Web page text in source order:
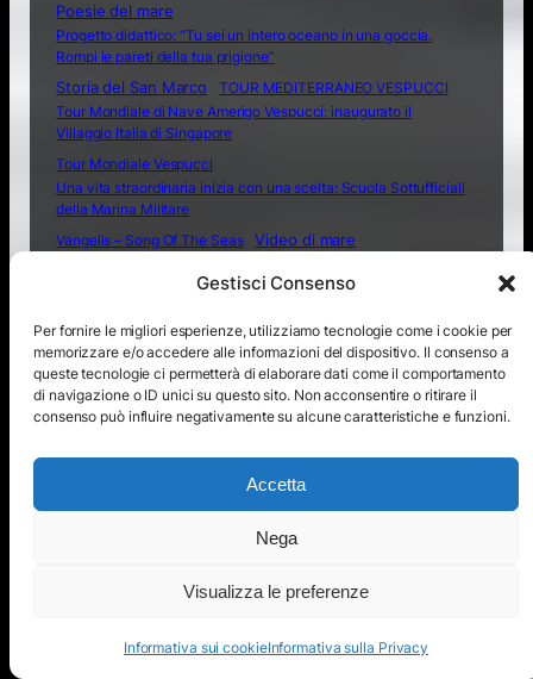
Gestisci Consenso
Per fornire le migliori esperienze, utilizziamo tecnologie come i cookie per
memorizzare e/o accedere alle informazioni del dispositivo. Il consenso a
queste tecnologie ci permetterà di elaborare dati come il comportamento
di navigazione o ID unici su questo sito. Non acconsentire o ritirare il
consenso può influire negativamente su alcune caratteristiche e funzioni.
Accetta
Nega
Visualizza le preferenze
Informativa sui cookieInformativa sulla Privacy
Poesie del mare
Progetto didattico: “Tu sei un intero oceano in una goccia.
Rompi le pareti della tua prigione”
Storia del San Marco
TOUR MEDITERRANEO VESPUCCI
Tour Mondiale di Nave Amerigo Vespucci: inaugurato il
Villaggio Italia di Singapore
Tour Mondiale Vespucci
Una vita straordinaria inizia con una scelta: Scuola Sottufficiali
della Marina Militare
Vangelis – Song Of The Seas
Video di mare
Video musicali
La Marina
Militare
U212A »
Non arrenderti mai amico mio, impara a cercare